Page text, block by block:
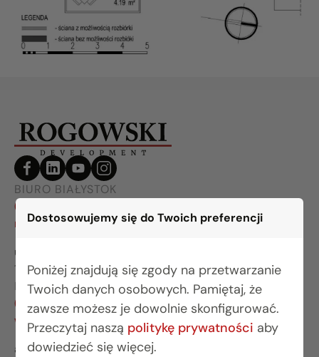
Dostosowujemy się do Twoich preferencji
Poniżej znajdują się zgody na przetwarzanie
Twoich danych osobowych. Pamiętaj, że
zawsze możesz je dowolnie skonfigurować.
Przeczytaj naszą politykę prywatności aby
dowiedzieć się więcej.
BIURO BIAŁYSTOK
(85) 749 99 09
mieszkania@rogowskidevelopment.pl
ul. Legionowa 28 lok. 202
15-281 Białystok
BIURO WARSZAWA
(22) 642 03 55
warszawa@rogowskidevelopment.pl
al. Wilanowska 67E lok. U5